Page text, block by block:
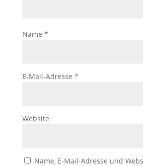
Name *
E-Mail-Adresse *
Website
Name, E-Mail-Adresse und